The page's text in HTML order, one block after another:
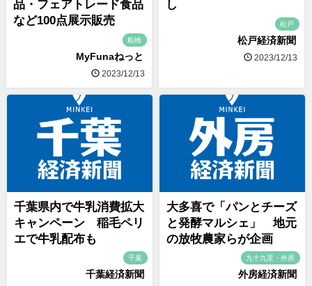
品・フェアトレード食品
など100点展示販売
船橋
MyFunaねっと
2023/12/13
し
松戸
松戸経済新聞
2023/12/13
千葉県内で牛乳消費拡大
キャンペーン 稲毛ペリ
エで牛乳配布も
千葉
千葉経済新聞
大多喜で「パンとチーズ
と発酵マルシェ」 地元
の放牧農家らが企画
九十九里・外房
外房経済新聞